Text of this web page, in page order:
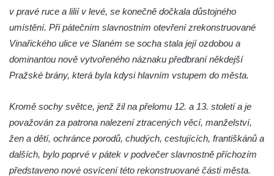
Lavička Kůň Převalského v ZOO Hluboká
Lysá nad Labem, barokní město Šporkovo
Reliéf Rodina a práce na budově záložny
čp. 69/1 v Českých Budějovicích
Socha Jana Valeria Jirsíka u Černé věže v
Českých Budějovicích
v pravé ruce a lilií v levé, se konečně dočkala důstojného
umístění. Při pátečním slavnostním otevření zrekonstruované
Vinařického ulice ve Slaném se socha stala její ozdobou a
dominantou nově vytvořeného náznaku předbraní někdejší
Pražské brány, která byla kdysi hlavním vstupem do města.
Kromě sochy světce, jenž žil na přelomu 12. a 13. století a je
považován za patrona nalezení ztracených věcí, manželství,
žen a dětí, ochránce porodů, chudých, cestujících, františkánů a
dalších, bylo poprvé v pátek v podvečer slavnostně příchozím
představeno nové osvícení této rekonstruované části města.